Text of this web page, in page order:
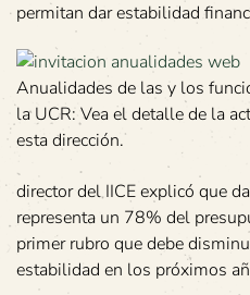
permitan dar estabilidad
Anualidades de las y los
la UCR: Vea el detalle de la
esta dirección.
director del IICE explicó que
representa un 78% del
primer rubro que debe
estabilidad en los próximos